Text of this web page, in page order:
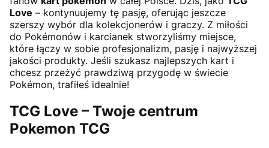
Love – kontynuujemy tę pasję, oferując jeszcze
szerszy wybór dla kolekcjonerów i graczy. Z miłości
do Pokémonów i karcianek stworzyliśmy miejsce,
które łączy w sobie profesjonalizm, pasję i najwyższej
jakości produkty. Jeśli szukasz najlepszych kart i
chcesz przeżyć prawdziwą przygodę w świecie
Pokémon, trafiłeś idealnie!
TCG Love – Twoje centrum
Pokemon TCG